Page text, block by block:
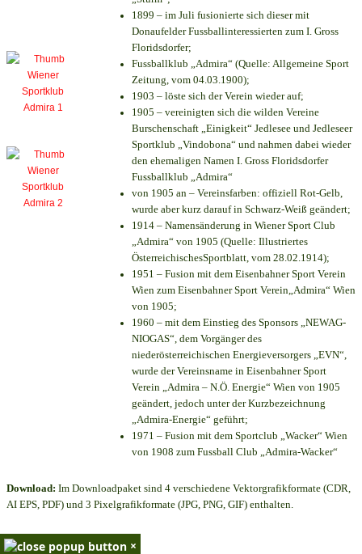
1899 – im Juli fusionierte sich dieser mit
Donaufelder Fussballinteressierten zum I. Gross
Floridsdorfer;
Fussballklub „Admira“ (Quelle: Allgemeine Sport
Zeitung, vom 04.03.1900);
1903 – löste sich der Verein wieder auf;
1905 – vereinigten sich die wilden Vereine
Burschenschaft „Einigkeit“ Jedlesee und Jedleseer
Sportklub „Vindobona“ und nahmen dabei wieder
den ehemaligen Namen I. Gross Floridsdorfer
Fussballklub „Admira“
von 1905 an – Vereinsfarben: offiziell Rot-Gelb,
wurde aber kurz darauf in Schwarz-Weiß geändert;
1914 – Namensänderung in Wiener Sport Club
„Admira“ von 1905 (Quelle: Illustriertes
ÖsterreichischesSportblatt, vom 28.02.1914);
1951 – Fusion mit dem Eisenbahner Sport Verein
Wien zum Eisenbahner Sport Verein„Admira“ Wien
von 1905;
1960 – mit dem Einstieg des Sponsors „NEWAG-
NIOGAS“, dem Vorgänger des
niederösterreichischen Energieversorgers „EVN“,
wurde der Vereinsname in Eisenbahner Sport
Verein „Admira – N.Ö. Energie“ Wien von 1905
geändert, jedoch unter der Kurzbezeichnung
„Admira-Energie“ geführt;
1971 – Fusion mit dem Sportclub „Wacker“ Wien
von 1908 zum Fussball Club „Admira-Wacker“
Download: Im Downloadpaket sind 4 verschiedene Vektorgrafikformate (CDR,
AI EPS, PDF) und 3 Pixelgrafikformate (JPG, PNG, GIF) enthalten.
×